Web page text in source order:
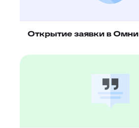
Открытие заявки в Омни